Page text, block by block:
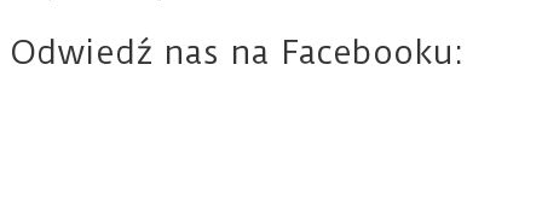
Odwiedź nas na Facebooku: